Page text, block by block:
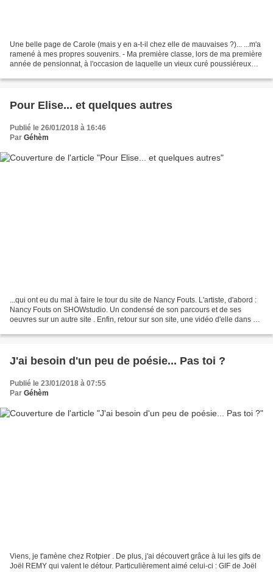
Une belle page de Carole (mais y en a-t-il chez elle de mauvaises ?)... ...m'a
ramené à mes propres souvenirs. - Ma première classe, lors de ma première
année de pensionnat, à l'occasion de laquelle un vieux curé poussiéreux
Pour Elise... et quelques autres
Publié le 26/01/2018 à 16:46
Par Géhèm
...qui ont eu du mal à faire le tour du site de Nancy Fouts. L'artiste, d'abord :
Nancy Fouts on SHOWstudio. Un condensé de son parcours et de ses
oeuvres sur un autre site . Enfin, retour sur son site, une vidéo d'elle dans sa
J'ai besoin d'un peu de poésie... Pas toi ?
Publié le 23/01/2018 à 07:55
Par Géhèm
Viens, je t'amène chez Rotpier . De plus, j'ai découvert grâce à lui les gifs de
Joël REMY qui valent le détour. Particulièrement aimé celui-ci : GIF de Joël